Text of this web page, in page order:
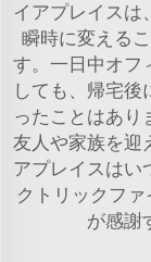
イアプレイスは
瞬時に変える
す。一日中オフ
しても、帰宅後
ったことはあり
友人や家族を迎
アプレイスはい
クトリックフ
が感謝